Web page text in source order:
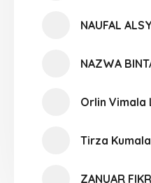
NAUFAL
NAZWA
Orlin
Tirza
ZANUAR